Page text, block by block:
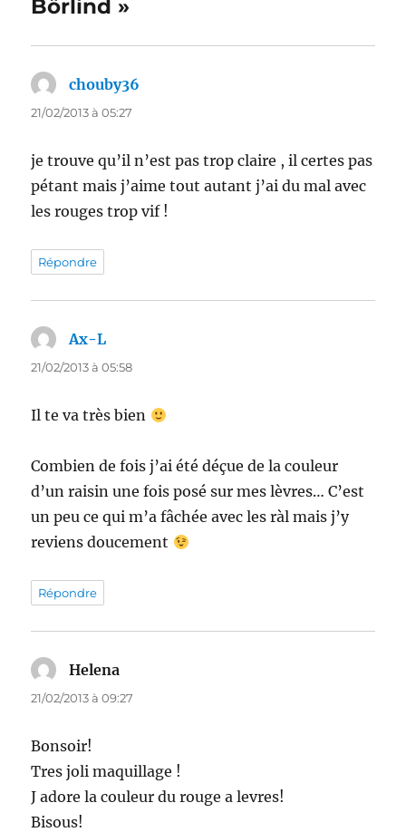
Börlind »
chouby36
21/02/2013 à 05:27
je trouve qu’il n’est pas trop claire , il certes pas
pétant mais j’aime tout autant j’ai du mal avec
les rouges trop vif !
Répondre
Ax-L
21/02/2013 à 05:58
Il te va très bien
Combien de fois j’ai été déçue de la couleur
d’un raisin une fois posé sur mes lèvres… C’est
un peu ce qui m’a fâchée avec les ràl mais j’y
reviens doucement
Répondre
Helena
21/02/2013 à 09:27
Bonsoir!
Tres joli maquillage !
J adore la couleur du rouge a levres!
Bisous!